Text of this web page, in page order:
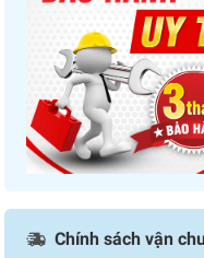
Chính sách vận